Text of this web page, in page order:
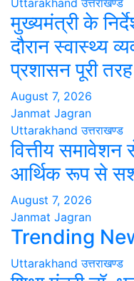
Uttarakhand उत्तराखण्ड
मुख्यमंत्री के
दौरान स्वास्थ्य
प्रशासन पूरी
August 7, 2026
Janmat Jagran
Uttarakhand उत्तराखण्ड
वित्तीय
आर्थिक रूप से
August 7, 2026
Janmat Jagran
Trending
Uttarakhand उत्तराखण्ड